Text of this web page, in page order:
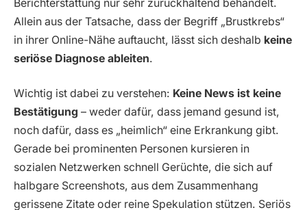
Berichterstattung nur sehr zurückhaltend behandelt.
Allein aus der Tatsache, dass der Begriff „Brustkrebs“
in ihrer Online-Nähe auftaucht, lässt sich deshalb keine
seriöse Diagnose ableiten.
Wichtig ist dabei zu verstehen: Keine News ist keine
Bestätigung – weder dafür, dass jemand gesund ist,
noch dafür, dass es „heimlich“ eine Erkrankung gibt.
Gerade bei prominenten Personen kursieren in
sozialen Netzwerken schnell Gerüchte, die sich auf
halbgare Screenshots, aus dem Zusammenhang
gerissene Zitate oder reine Spekulation stützen. Seriös